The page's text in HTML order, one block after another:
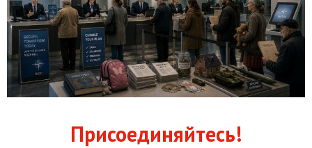
Присоединяйтесь!